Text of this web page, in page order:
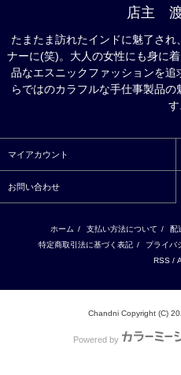
店主
たまたま訪れたインドに魅了さ
ナーに(笑)。大人の女性にも身に
品なエスニックファッションを
らではのカラフルな手仕事製品
す
マイアカウント
お問い合わせ
ホーム / 支払い方法について / 配
特定商取引法に基づく表記 / プライバ
RSS /
Chandni Copyright (C)
Powered by